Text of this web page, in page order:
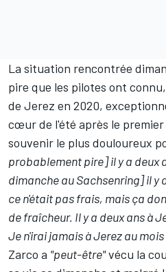
La situation rencontrée
pire que les pilotes ont
de Jerez en 2020,
cœur de l'été après le
souvenir le plus douloureux
probablement pire] il y a deux
dimanche au Sachsenring] il y
ce n'était pas frais, mais ça
de fraîcheur. Il y a deux ans à
Je n'irai jamais à Jerez au
Zarco a "peut-être"vécu la